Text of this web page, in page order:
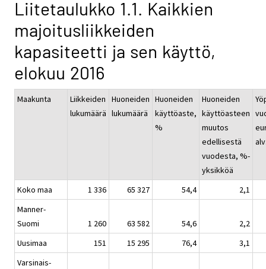
Liitetaulukko 1.1. Kaikkien
majoitusliikkeiden
kapasiteetti ja sen käyttö,
elokuu 2016
Maakunta
Liikkeiden
lukumäärä
Huoneiden
lukumäärä
Huoneiden
käyttöaste,
%
Huoneiden
käyttöasteen
muutos
edellisestä
vuodesta, %-
yksikköä
Koko maa 1 336 65 327 54,4
2,1
Manner-
Suomi
1 260 63 582 54,6
2,2
Uusimaa
151 15 295 76,4
3,1
Varsinais-